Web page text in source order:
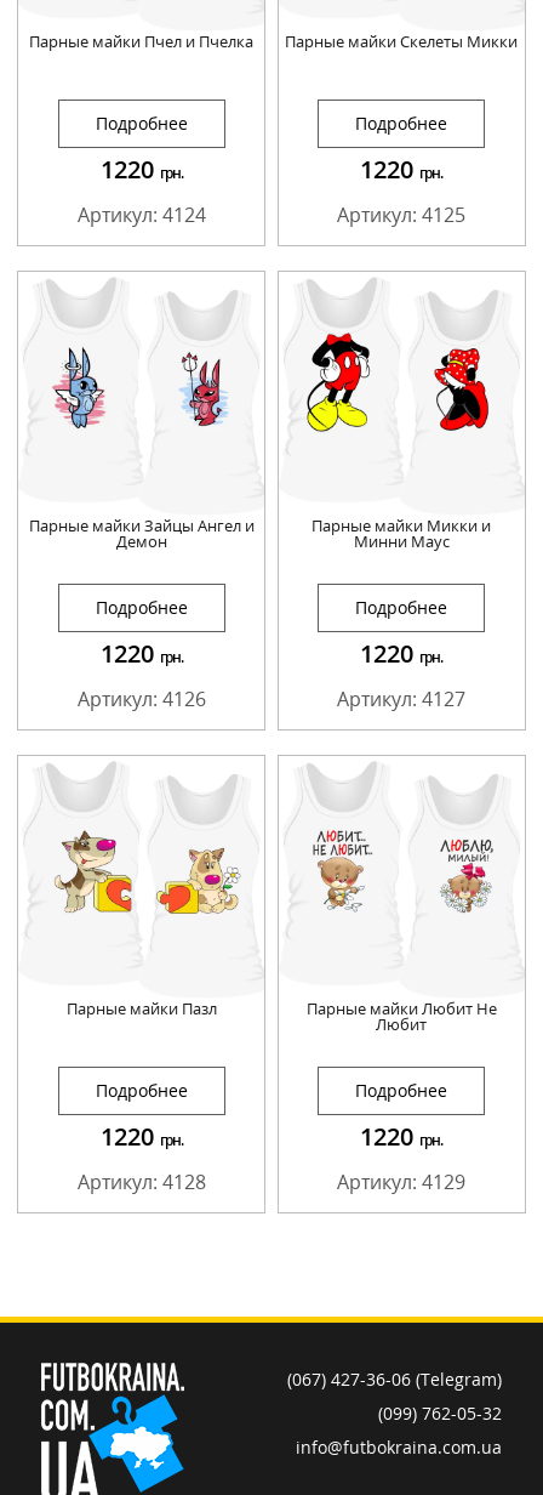
Парные майки Пчел и Пчелка
Подробнее
1220 грн.
Артикул: 4124
Парные майки Скелеты Микки
Подробнее
1220 грн.
Артикул: 4125
Парные майки Зайцы Ангел и
Демон
Подробнее
1220 грн.
Артикул: 4126
Парные майки Микки и
Минни Маус
Подробнее
1220 грн.
Артикул: 4127
Парные майки Пазл
Подробнее
1220 грн.
Артикул: 4128
Парные майки Любит Не
Любит
Подробнее
1220 грн.
Артикул: 4129
(067) 427-36-06 (Telegram)
(099) 762-05-32
info@futbokraina.com.ua